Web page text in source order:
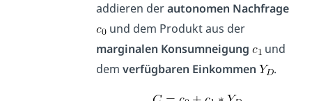
addieren derautonomen Nachfrage
und dem Produkt aus der
marginalen Konsumneigung
und
dem verfügbaren Einkommen .